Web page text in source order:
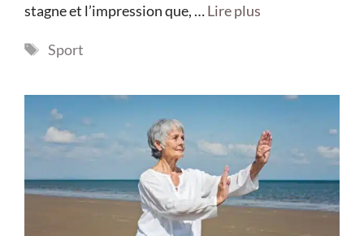
stagne et l’impression que, …Lire plus
Étiquettes
Sport